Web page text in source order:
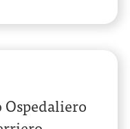
Ospedaliero